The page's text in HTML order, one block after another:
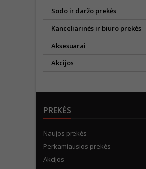
Sodo ir daržo prekės
Kanceliarinės ir biuro prekės
Aksesuarai
Akcijos
PREKĖS
Naujos prekės
Perkamiausios prekės
Akcijos